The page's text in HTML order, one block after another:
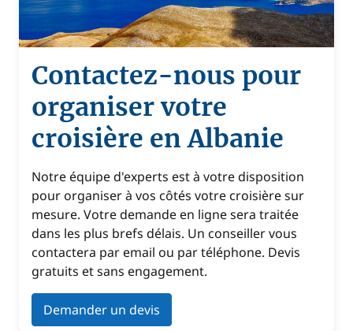
Contactez-nous pour
organiser votre
croisière en Albanie
Notre équipe d'experts est à votre disposition
pour organiser à vos côtés votre croisière sur
mesure. Votre demande en ligne sera traitée
dans les plus brefs délais. Un conseiller vous
contactera par email ou par téléphone. Devis
gratuits et sans engagement.
Demander un devis